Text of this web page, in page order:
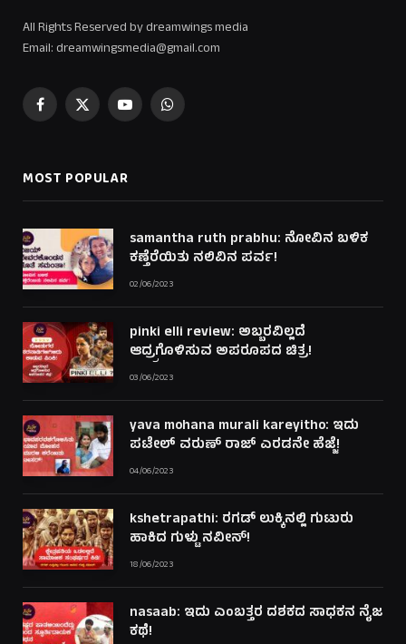
All Rights Reserved by dreamwings media
Email: dreamwingsmedia@gmail.com
Facebook
X
YouTubeWhatsApp
MOST POPULAR
samantha ruth prabhu: ನೋವಿನ ಬಳಿಕ
ಕಣ್ತೆರೆಯಿತು ನಲಿವಿನ ಪರ್ವ!
02/06/2023
pinki elli review: ಅಬ್ಬರವಿಲ್ಲದೆ
ಆದ್ರ್ರಗೊಳಿಸುವ ಅಪರೂಪದ ಚಿತ್ರ!
03/06/2023
yava mohana murali kareyitho: ಇದು
ಪಟೇಲ್ ವರುಣ್ ರಾಜ್ ಎರಡನೇ ಹೆಜ್ಜೆ!
04/06/2023
kshetrapathi: ರಗಡ್ ಲುಕ್ಕಿನಲ್ಲಿ ಗುಟುರು
ಹಾಕಿದ ಗುಳ್ಟು ನವೀನ್!
18/06/2023
nasaab: ಇದು ಎಂಬತ್ತರ ದಶಕದ ಸಾಧಕನ ನೈಜ
ಕಥೆ!